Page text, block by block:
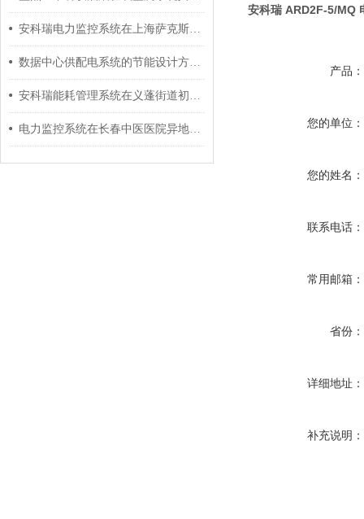
安科瑞电力监控系统在上海萨克斯动力总成部件系统有限公司的应用
数据中心供配电系统的节能设计方案 安科瑞 许敏
安科瑞能耗管理系统在义蓬街道初级中学扩建项目的应用
电力监控系统在长春中医医院异地建设项目中的应用
安科瑞 ARD2F-5/MQ
产品：
您的单位：
您的姓名：
联系电话：
常用邮箱：
省份：
详细地址：
补充说明：